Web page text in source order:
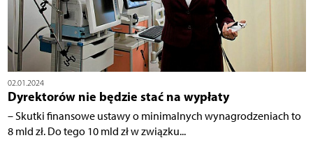
02.01.2024
Dyrektorów nie będzie stać na wypłaty
– Skutki finansowe ustawy o minimalnych wynagrodzeniach to
8 mld zł. Do tego 10 mld zł w związku...